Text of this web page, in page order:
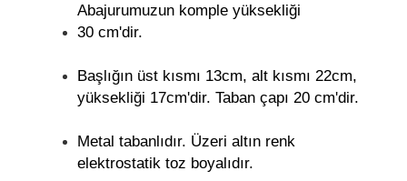
Abajurumuzun komple yüksekliği
30 cm'dir.
Başlığın üst kısmı 13cm, alt kısmı 22cm,
yüksekliği 17cm'dir. Taban çapı 20 cm'dir.
Metal tabanlıdır. Üzeri altın renk
elektrostatik toz boyalıdır.